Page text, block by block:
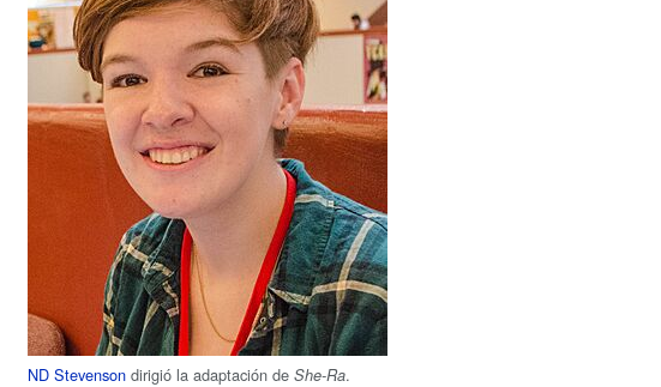
ND Stevenson dirigió la adaptación deShe-Ra.